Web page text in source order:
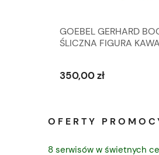
GOEBEL GERHARD
ŚLICZNA FIGURA
350,00 zł
OFERTY
8 serwisów w świetnych